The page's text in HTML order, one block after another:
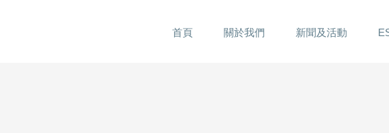
首頁 關於我們 新聞及活動